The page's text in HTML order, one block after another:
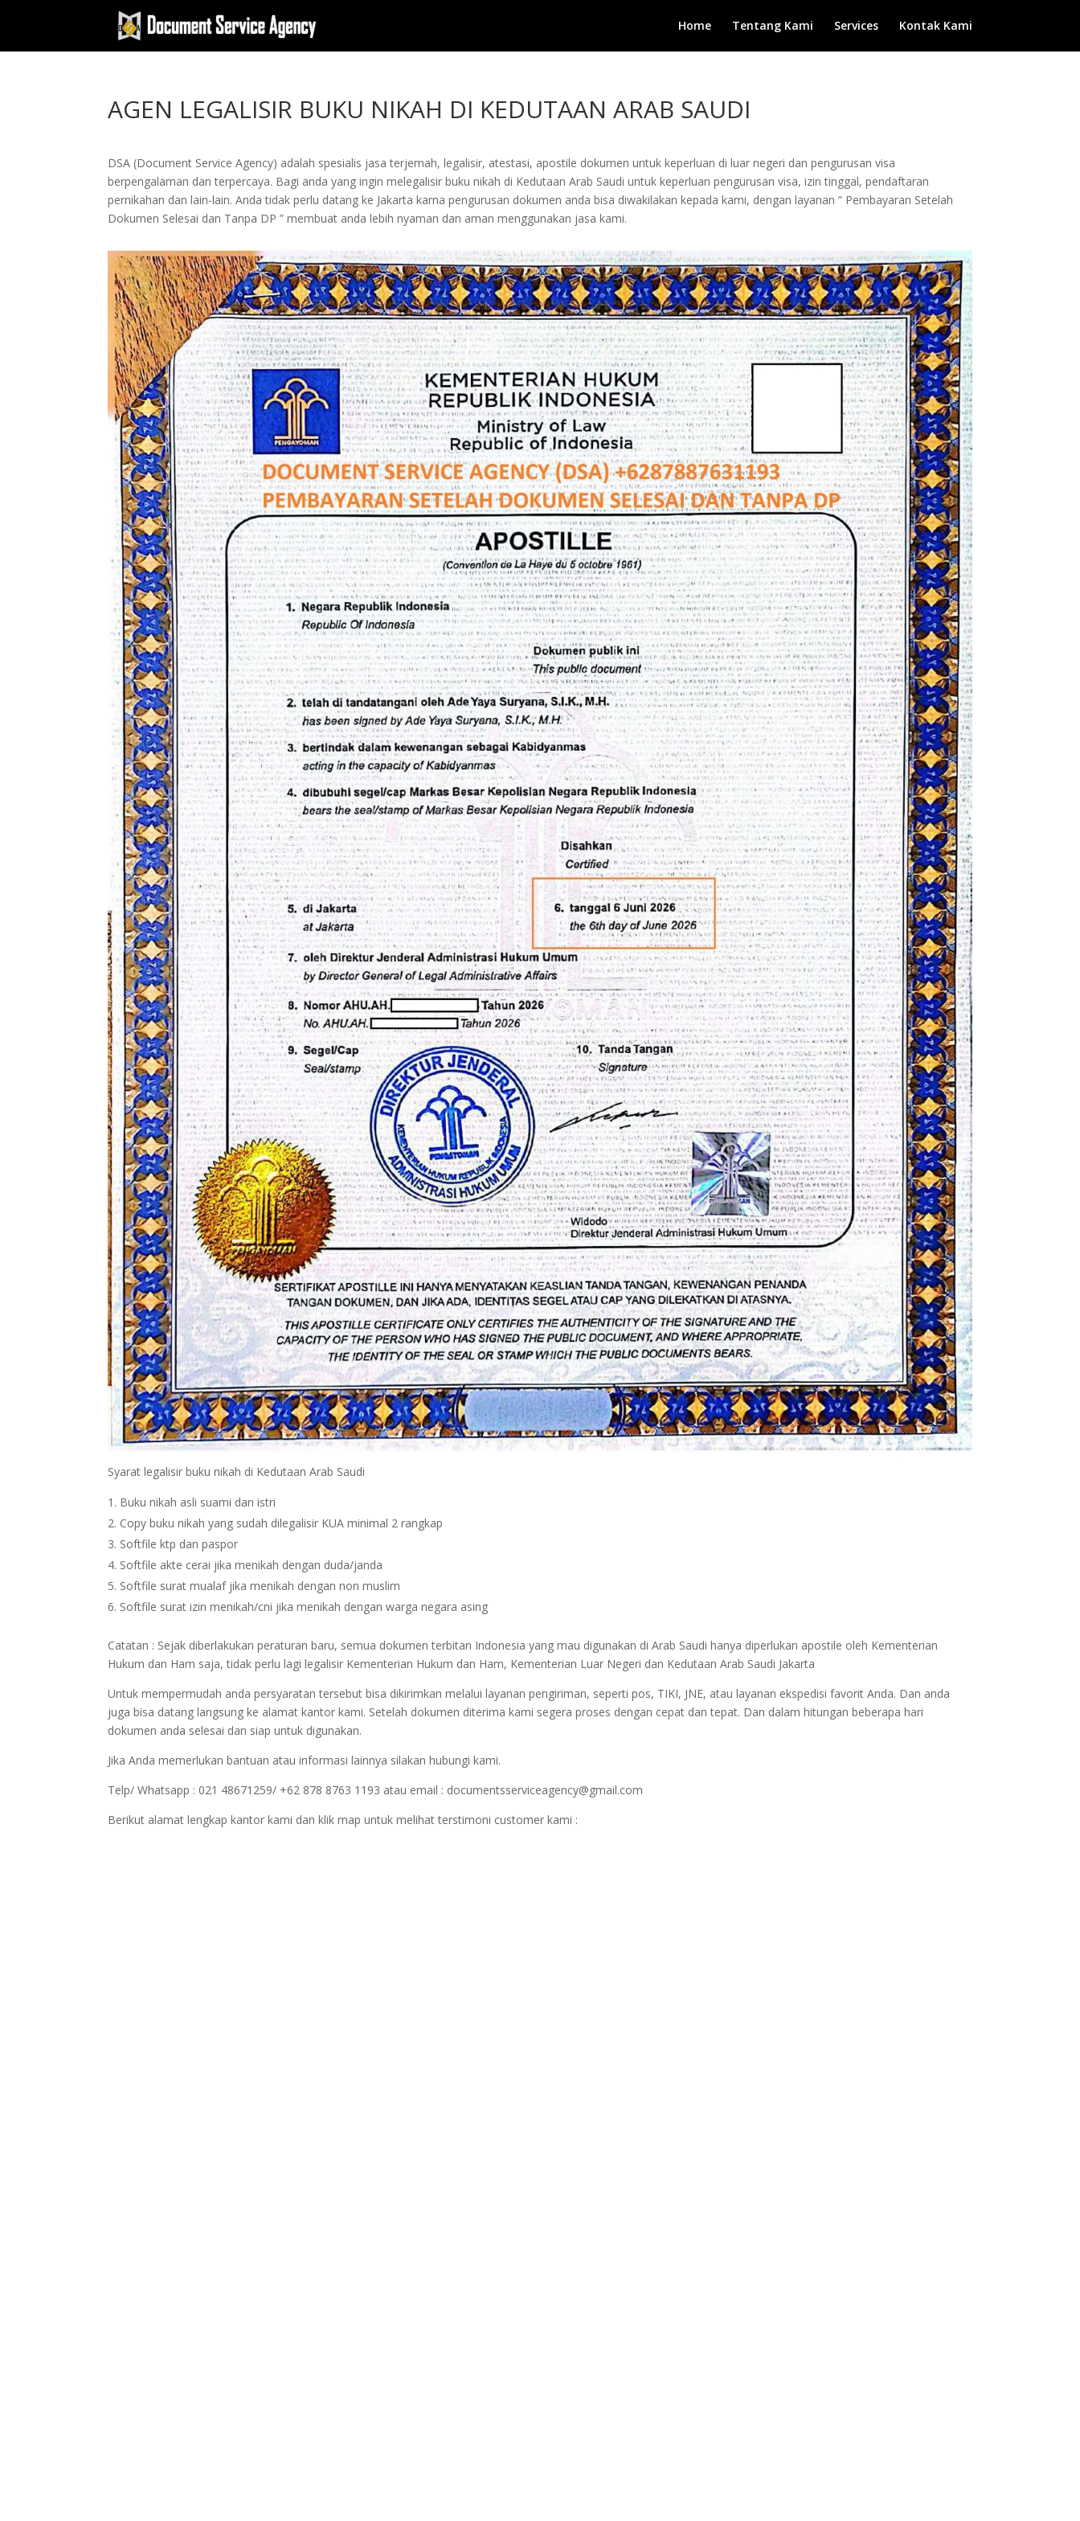
Home Tentang Kami Services Kontak Kami
AGEN LEGALISIR BUKU NIKAH DI KEDUTAAN ARAB SAUDI
DSA (Document Service Agency) adalah spesialis jasa terjemah, legalisir, atestasi, apostile dokumen untuk keperluan di luar negeri dan pengurusan visa
berpengalaman dan terpercaya. Bagi anda yang ingin melegalisir buku nikah di Kedutaan Arab Saudi untuk keperluan pengurusan visa, izin tinggal, pendaftaran
pernikahan dan lain-lain. Anda tidak perlu datang ke Jakarta karna pengurusan dokumen anda bisa diwakilakan kepada kami, dengan layanan ” Pembayaran Setelah
Dokumen Selesai dan Tanpa DP ” membuat anda lebih nyaman dan aman menggunakan jasa kami.
Syarat legalisir buku nikah di Kedutaan Arab Saudi
Buku nikah asli suami dan istri
Copy buku nikah yang sudah dilegalisir KUA minimal 2 rangkap
Softfile ktp dan paspor
Softfile akte cerai jika menikah dengan duda/janda
Softfile surat mualaf jika menikah dengan non muslim
Softfile surat izin menikah/cni jika menikah dengan warga negara asing
Catatan : Sejak diberlakukan peraturan baru, semua dokumen terbitan Indonesia yang mau digunakan di Arab Saudi hanya diperlukan apostile oleh Kementerian
Hukum dan Ham saja, tidak perlu lagi legalisir Kementerian Hukum dan Ham, Kementerian Luar Negeri dan Kedutaan Arab Saudi Jakarta
Untuk mempermudah anda persyaratan tersebut bisa dikirimkan melalui layanan pengiriman, seperti pos, TIKI, JNE, atau layanan ekspedisi favorit Anda. Dan anda
juga bisa datang langsung ke alamat kantor kami. Setelah dokumen diterima kami segera proses dengan cepat dan tepat. Dan dalam hitungan beberapa hari
dokumen anda selesai dan siap untuk digunakan.
Jika Anda memerlukan bantuan atau informasi lainnya silakan hubungi kami.
Telp/ Whatsapp : 021 48671259/ +62 878 8763 1193 atau email : documentsserviceagency@gmail.com
Berikut alamat lengkap kantor kami dan klik map untuk melihat terstimoni customer kami :